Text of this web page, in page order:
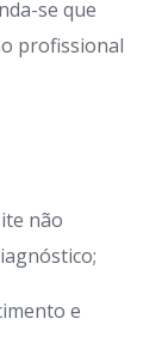
se que
profissional
não
e